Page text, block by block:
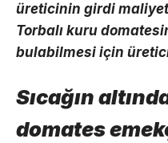
üreticinin girdi
Torbalı kuru
bulabilmesi için
Sıcağın
domates